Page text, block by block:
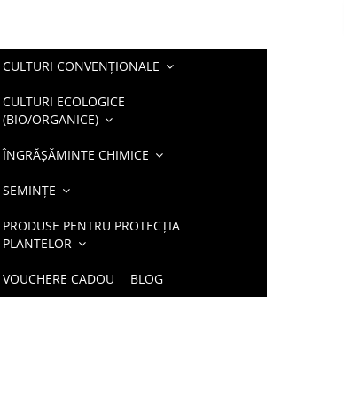
CULTURI CONVENȚIONALE
CULTURI ECOLOGICE
(BIO/ORGANICE)
ÎNGRĂȘĂMINTE CHIMICE
SEMINȚE
PRODUSE PENTRU PROTECȚIA
PLANTELOR
VOUCHERE CADOU BLOG